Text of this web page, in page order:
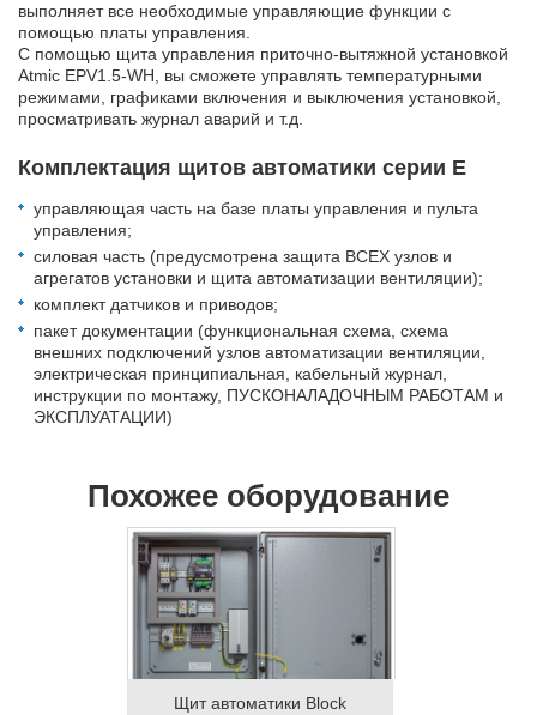
выполняет все необходимые управляющие функции с
помощью платы управления.
С помощью щита управления приточно-вытяжной установкой
Atmic EPV1.5-WH, вы сможете управлять температурными
режимами, графиками включения и выключения установкой,
просматривать журнал аварий и т.д.
Комплектация щитов автоматики серии Е
управляющая часть на базе платы управления и пульта
управления;
силовая часть (предусмотрена защита ВСЕХ узлов и
агрегатов установки и щита автоматизации вентиляции);
комплект датчиков и приводов;
пакет документации (функциональная схема, схема
внешних подключений узлов автоматизации вентиляции,
электрическая принципиальная, кабельный журнал,
инструкции по монтажу, ПУСКОНАЛАДОЧНЫМ РАБОТАМ и
ЭКСПЛУАТАЦИИ)
Похожее оборудование
Щит автоматики Block